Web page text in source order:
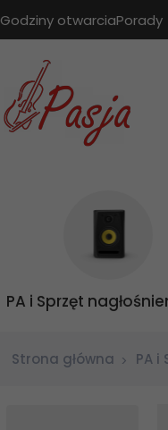
Godziny otwarciaPorady
PA i Sprzęt
Strona główna PA i